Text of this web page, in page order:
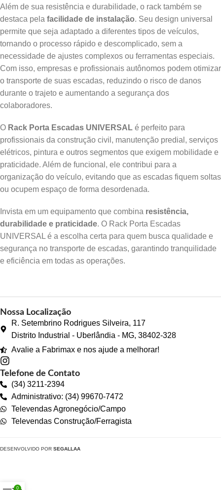
Além de sua resistência e durabilidade, o rack também se
destaca pela facilidade de instalação. Seu design universal
permite que seja adaptado a diferentes tipos de veículos,
tornando o processo rápido e descomplicado, sem a
necessidade de ajustes complexos ou ferramentas especiais.
Com isso, empresas e profissionais autônomos podem otimizar
o transporte de suas escadas, reduzindo o risco de danos
durante o trajeto e aumentando a segurança dos
colaboradores.
O Rack Porta Escadas UNIVERSAL é perfeito para
profissionais da construção civil, manutenção predial, serviços
elétricos, pintura e outros segmentos que exigem mobilidade e
praticidade. Além de funcional, ele contribui para a
organização do veículo, evitando que as escadas fiquem soltas
ou ocupem espaço de forma desordenada.
Invista em um equipamento que combina resistência,
durabilidade e praticidade. O Rack Porta Escadas
UNIVERSAL é a escolha certa para quem busca qualidade e
segurança no transporte de escadas, garantindo tranquilidade
e eficiência em todas as operações.
Nossa Localização
R. Setembrino Rodrigues Silveira, 117
Distrito Industrial - Uberlândia - MG, 38402-328
Avalie a Fabrimax e nos ajude a melhorar!
Telefone de Contato
(34) 3211-2394
Administrativo: (34) 99670-7472
Televendas Agronegócio/Campo
Televendas Construção/Ferragista
DESENVOLVIDO POR SEGALLAA
0